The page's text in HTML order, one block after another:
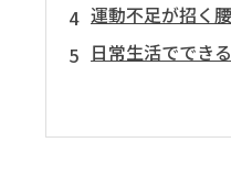
運動不足が招く
日常生活ででき